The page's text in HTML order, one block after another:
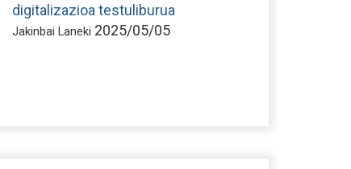
digitalizazioa testuliburua
Jakinbai Laneki 2025/05/05